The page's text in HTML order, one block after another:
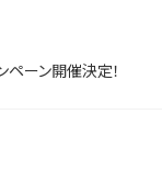
ペーン開催決定！